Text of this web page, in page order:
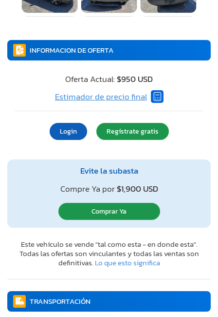
INFORMACION DE OFERTA
Oferta Actual: $950 USD
Estimador de precio final
Login Regístrate gratis
Evite la subasta
Compre Ya por$1,900 USD
Comprar Ya
Este vehículo se vende "tal como esta - en donde esta".
Todas las ofertas son vinculantes y todas las ventas son
definitivas. Lo que esto significa
TRANSPORTACIÓN